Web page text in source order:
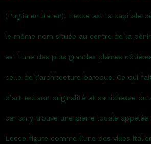
(Puglia en italien). Lecce est la capitale
le même nom située au centre de la
est l'une des plus grandes plaines
celle de l’architecture baroque. Ce qui
d’art est son originalité et sa richesse du
car on y trouve une pierre locale appelée
Lecce figure comme l’une des villes